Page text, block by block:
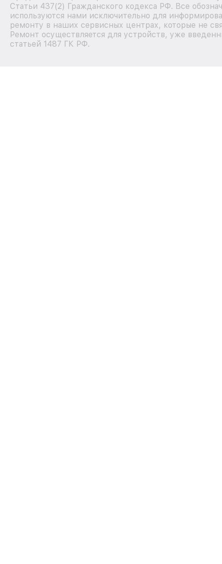
Статьи 437(2) Гражданского кодекса РФ. Все
используются нами исключительно для
ремонту в наших сервисных центрах, которые не
Ремонт осуществляется для устройств, уже
статьей 1487 ГК РФ.